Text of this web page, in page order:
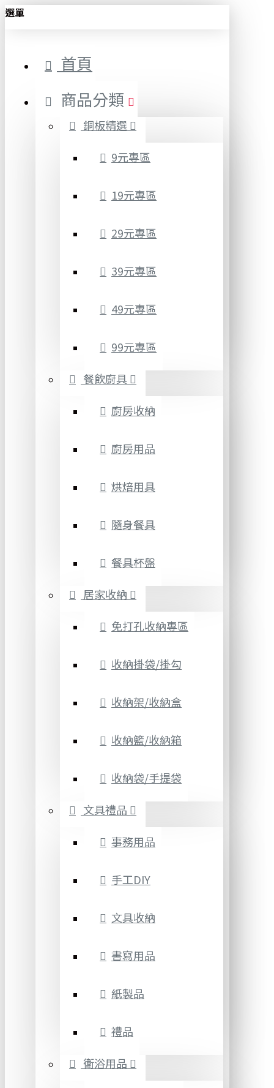
選單
首頁
商品分類
銅板精選
9元專區
19元專區
29元專區
39元專區
49元專區
99元專區
餐飲廚具
廚房收納
廚房用品
烘焙用具
隨身餐具
餐具杯盤
居家收納
免打孔收納專區
收納掛袋/掛勾
收納架/收納盒
收納籃/收納箱
收納袋/手提袋
文具禮品
事務用品
手工DIY
文具收納
書寫用品
紙製品
禮品
衛浴用品